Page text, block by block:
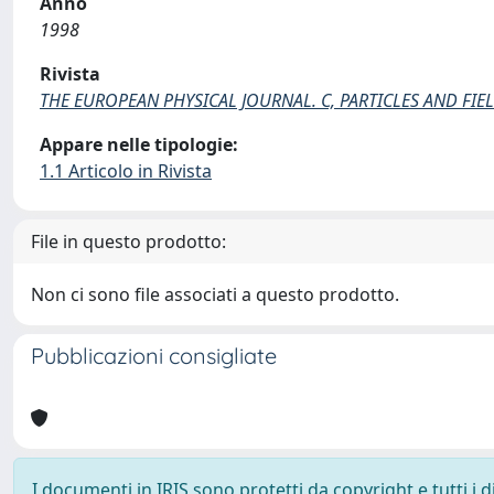
1998
Rivista
THE EUROPEAN PHYSICAL JOURNAL. C, PARTICLES AND
Appare nelle tipologie:
1.1 Articolo in Rivista
File in questo prodotto:
Non ci sono file associati a questo prodotto.
Pubblicazioni consigliate